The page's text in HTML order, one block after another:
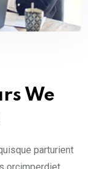
We
parturient